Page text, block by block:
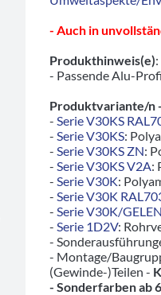
- Auch in
Produkthinweis(e):
- Passende Alu-
Produktvariante/n
- Serie V30KS
- Serie V30KS:
- Serie V30KS ZN:
- Serie V30KS V2A:
- Serie V30K:
- Serie V30K
- Serie V30K/
- Serie 1D2V:
-
- Montage/
(Gewinde-)Teilen -
- Sonderfarben ab